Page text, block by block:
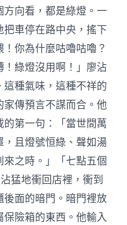
方向看，都是綠燈。一
車停在路中央，搖下
你為什麼咕嚕咕嚕？
綠燈沒用啊！」廖沾
種氣味，這種不祥的
家傳預言不謀而合。他
第一句：「當世間萬
且燈號恒綠、聲如湯
之時。」「七點五個
猛地衝回店裡，衝到
面的暗門。暗門裡放
險箱的東西。他輸入